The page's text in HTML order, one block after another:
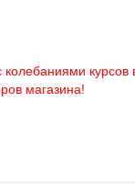
колебаниями
магазина!